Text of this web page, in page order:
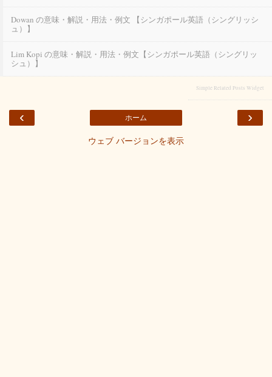
Dowan の意味・解説・用法・例文 【シンガポール英語（シングリッシ
ュ）】
Lim Kopi の意味・解説・用法・例文【シンガポール英語（シングリッ
シュ）】
Simple Related Posts Widget
‹ ›
ホーム
ウェブ バージョンを表示